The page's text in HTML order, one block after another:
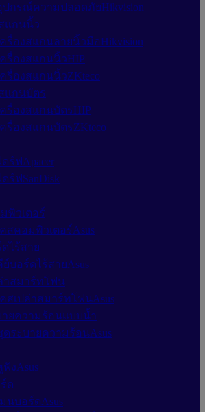
ปกรณ์ความปลอดภัยHikvision
แกนนิ้ว
ครื่องสแกนลายนิ้วมือHikvision
ครื่องสแกนนิ้วHIP
ครื่องสแกนนิ้วZKteco
แกนบัตร
ครื่องสแกนบัตรHIP
ครื่องสแกนบัตรZKteco
ร์ฟApacer
ร์ฟSanDisk
พิวเตอร์
คสคอมพิวเตอร์Asus
ไร้สาย
ย์บอร์ดไร้สายAsus
าสมาร์ทโฟน
คสเปล่าสมาร์ทโฟนAsus
ายความร้อนแบบน้ำ
ดระบายความร้อนAsus
ฟังAsus
ด
มนบอร์ดAsus